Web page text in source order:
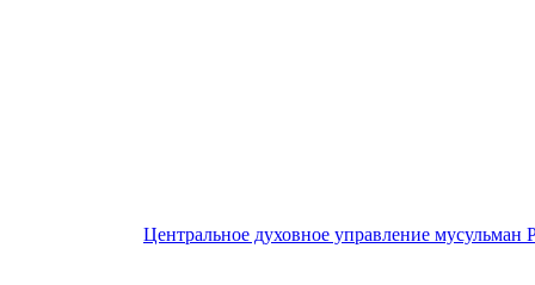
Центральное духовное управление мусульман